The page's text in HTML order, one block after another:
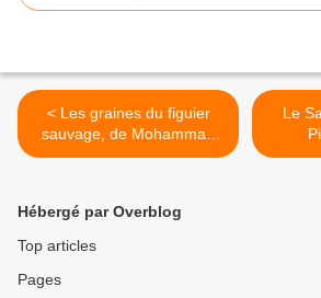
< Les graines du figuier
sauvage, de Mohammad
Rasoulof
Le
Hébergé par Overblog
Top articles
Pages